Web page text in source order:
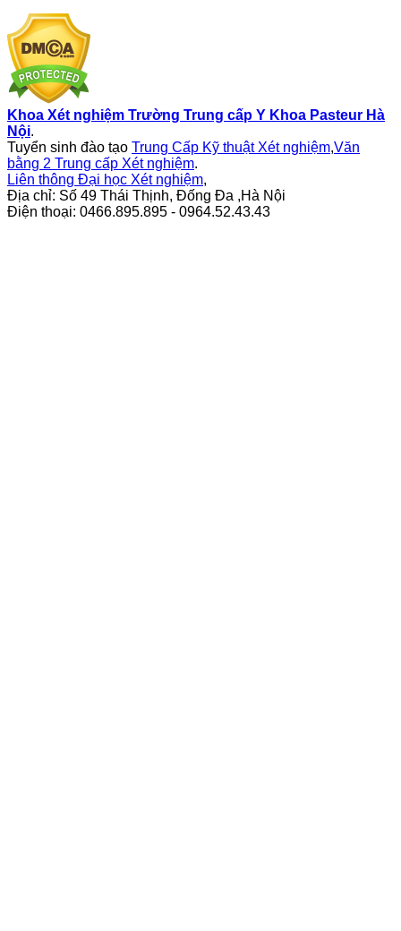
Khoa Xét nghiệm Trường Trung cấp Y Khoa Pasteur Hà
Nội.
Tuyển sinh đào tạo Trung Cấp Kỹ thuật Xét nghiệm,Văn
bằng 2 Trung cấp Xét nghiệm.
Liên thông Đại học Xét nghiệm,
Địa chỉ: Số 49 Thái Thịnh, Đống Đa ,Hà Nội
Điện thoại: 0466.895.895 - 0964.52.43.43